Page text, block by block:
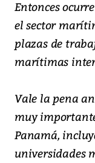
Entonces
el sector
plazas de
marítimas
Vale la pena
muy
Panamá,
universidades